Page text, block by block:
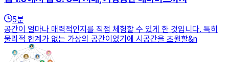
5분
공간이 얼마나 매력적인지를 직접 체험할 수 있게 한 것입니다. 특히
물리적 한계가 없는 가상의 공간이었기에 시공간을 초월할&n